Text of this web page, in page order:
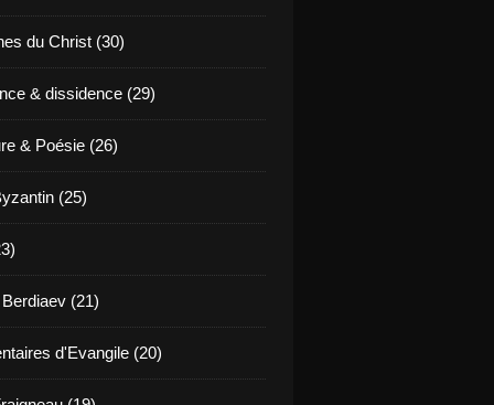
du Christ (30)
& dissidence (29)
& Poésie (26)
(25)
(21)
d'Evangile (20)